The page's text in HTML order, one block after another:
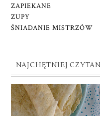
ZAPIEKANE
ZUPY
ŚNIADANIE MISTRZÓW
NAJCHĘTNIEJ